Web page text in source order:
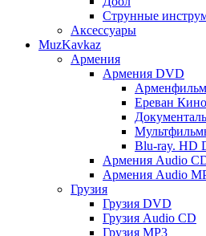
Струнные
Аксессуары
MuzKavkaz
Армения
Армения DVD
Ереван
Blu-ray. HD
Армения Audio
Армения Audio
Грузия
Грузия DVD
Грузия Audio CD
Грузия MP3